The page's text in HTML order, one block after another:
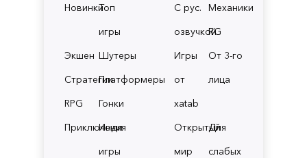
НовинкиТоп
игры
Экшен Шутеры
СтратегииПлатформеры
RPG
Гонки
Приключения
Инди
игры
С рус.
озвучкой
Механики
RG
Игры
от
xatab
От 3-го
лица
Открытый
мир
Для
слабых